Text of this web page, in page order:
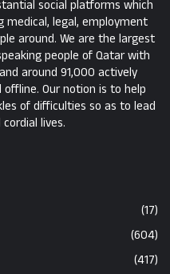
social platforms which
medical, legal, employment
around. We are the largest
people of Qatar with
around 91,000 actively
Our notion is to help
of difficulties so as to lead
lives.
(17)
(604)
(417)